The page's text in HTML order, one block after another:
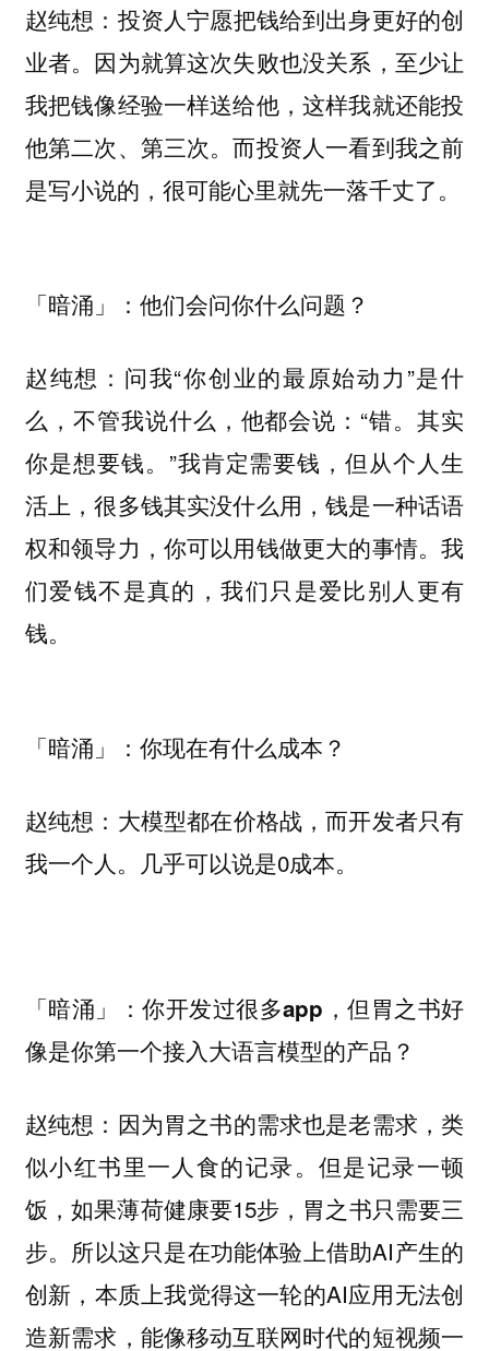
赵纯想： 投资人宁愿把钱给到出身更好的创
业者。因为就算这次失败也没关系，至少让
我把钱像经验一样送给他，这样我就还能投
他第二次、第三次。而投资人一看到我之前
是写小说的，很可能心里就先一落千丈了。
「暗涌」：他们会问你什么问题？
赵纯想： 问我“你创业的最原始动力”是什
么，不管我说什么，他都会说：“错。其实
你是想要钱。”我肯定需要钱，但从个人生
活上，很多钱其实没什么用，钱是一种话语
权和领导力，你可以用钱做更大的事情。我
们爱钱不是真的，我们只是爱比别人更有
钱。
「暗涌」：你现在有什么成本？
赵纯想： 大模型都在价格战，而开发者只有
我一个人。几乎可以说是0成本。
「暗涌」：你开发过很多app，但胃之书好
像是你第一个接入大语言模型的产品？
赵纯想： 因为胃之书的需求也是老需求，类
似小红书里一人食的记录。但是记录一顿
饭，如果薄荷健康要15步，胃之书只需要三
步。所以这只是在功能体验上借助AI产生的
创新，本质上我觉得这一轮的AI应用无法创
造新需求，能像移动互联网时代的短视频一